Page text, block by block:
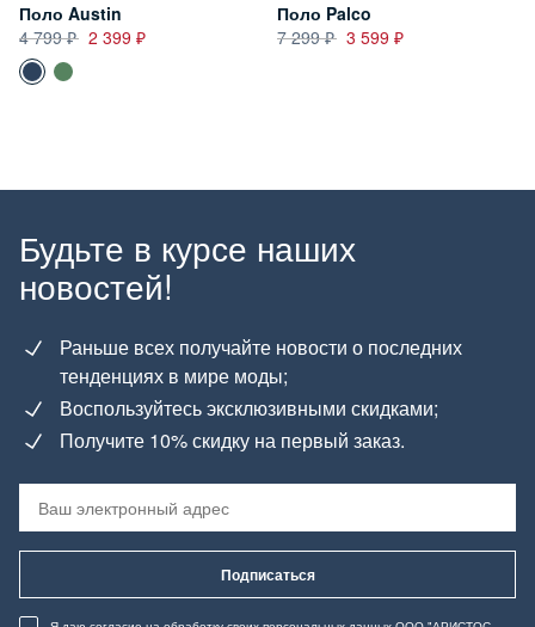
Поло Austin
4 799
2 399
Поло Palco
7 299
3 599
Будьте в курсе наших
новостей!
Раньше всех получайте новости о последних
тенденциях в мире моды;
Воспользуйтесь эксклюзивными скидками;
Получите 10% скидку на первый заказ.
Подписаться